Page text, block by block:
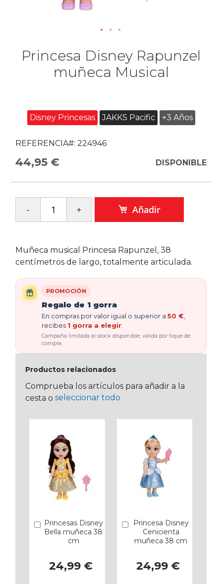
Princesa Disney Rapunzel
muñeca Musical
Disney Princesas JAKKS Pacific +3 Años
REFERENCIA#: 224946
44,95 € DISPONIBLE
Añadir
Muñeca musical Princesa Rapunzel, 38
centímetros de largo, totalmente articulada.
PROMOCIÓN
Regalo de 1 gorra
En compras por valor igual o superior a 50 €
recibes 1 gorra a elegir
Campaña limitada al stock disponible, válida por tique de
compra.
Productos relacionados
Comprueba los artículos para añadir a la
cesta o seleccionar todo
Princesas Disney
Bella muñeca 38
cm
24,99 €
Añadir
Princesa Disney
Cenicienta
muñeca 38 cm
24,99 €
Añadir